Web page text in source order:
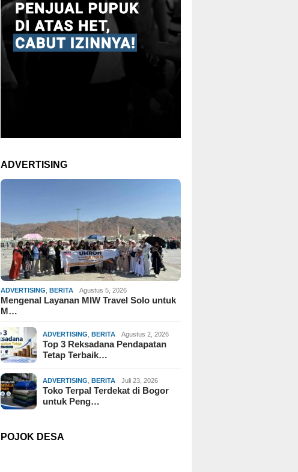
ADVERTISING
ADVERTISING ,BERITA Agustus 5, 2026
Mengenal Layanan MIW Travel Solo untuk
M…
ADVERTISING ,BERITA Agustus 2, 2026
Top 3 Reksadana Pendapatan
Tetap Terbaik…
ADVERTISING ,BERITA Juli 23, 2026
Toko Terpal Terdekat di Bogor
untuk Peng…
POJOK DESA